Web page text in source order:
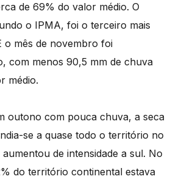
de 69% do valor médio. O
o IPMA, foi o terceiro mais
o mês de novembro foi
com menos 90,5 mm de chuva
médio.
outono com pouca chuva, a seca
se a quase todo o território no
de intensidade a sul. No
do território continental estava